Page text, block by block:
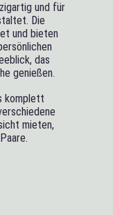
und für
Die
und bieten
das
genießen.
komplett
mieten,